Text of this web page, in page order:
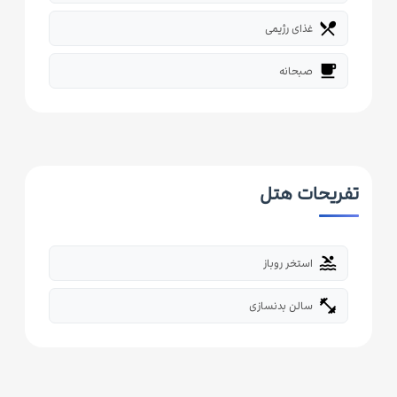
restaurant_menu غذای رژیمی
free_breakfast صبحانه
تفریحات هتل
pool استخر روباز
fitness_center سالن بدنسازی